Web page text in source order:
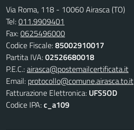
Via Roma, 118 - 10060 Airasca (TO)
Tel:011.9909401
Fax:0625496000
Codice Fiscale:85002910017
Partita IVA:02526680018
P.E.C.:airasca@postemailcertificata.it
Email: protocollo@comune.airasca.to.it
Fatturazione Elettronica: UFS5OD
Codice IPA:c_a109